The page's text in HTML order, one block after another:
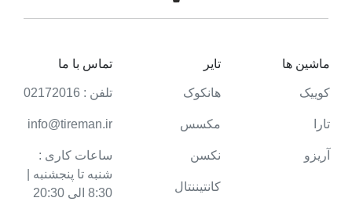
ماشین ها
کوییک
تارا
آریزو
تایر
هانکوک
مکسس
نکسن
کانتیننتال
تماس با ما
تلفن : 02172016
info@tireman.ir
ساعات کاری :
شنبه تا پنجشنبه |
8:30 الی 20:30